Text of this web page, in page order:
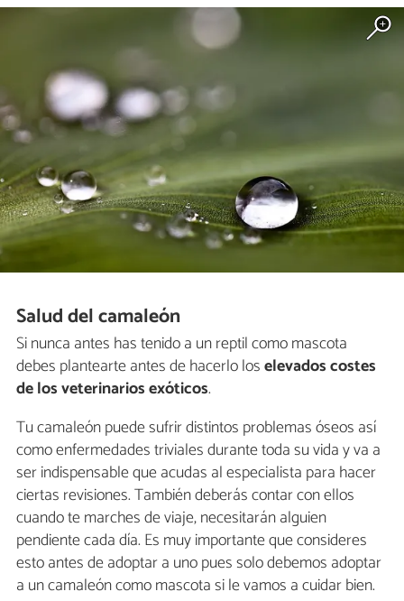
Salud del camaleón
Si nunca antes has tenido a un reptil como mascota
debes plantearte antes de hacerlo loselevados costes
de los veterinarios exóticos.
Tu camaleón puede sufrir distintos problemas óseos así
como enfermedades triviales durante toda su vida y va a
ser indispensable que acudas al especialista para hacer
ciertas revisiones. También deberás contar con ellos
cuando te marches de viaje, necesitarán alguien
pendiente cada día. Es muy importante que consideres
esto antes de adoptar a uno pues solo debemos adoptar
a un camaleón como mascota si le vamos a cuidar bien.